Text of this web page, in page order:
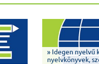
» Idegen nyelvű
nyelvkönyvek,